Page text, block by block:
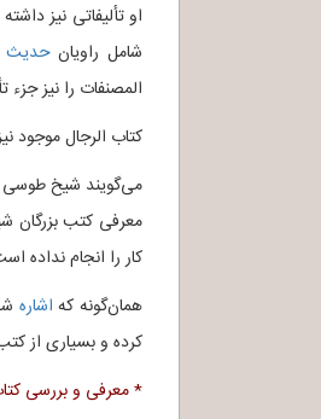
او تألیفاتی نیز
شامل راویانحدیث
المصنفات را نیز جزء
کتاب الرجال موجود
می‌گویند شیخ طوسی
معرفی کتب بزرگان
کار را انجام نداده
همان‌گونه که اشاره
کرده و بسیاری از
* معرفی و بررسی